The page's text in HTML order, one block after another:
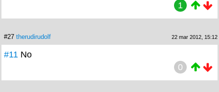
1
#27 therudirudolf 22 mar 2012, 15:12
#11 No
0